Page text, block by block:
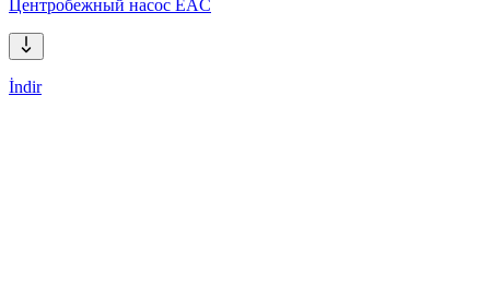
Центробежный насос EAC
İndir